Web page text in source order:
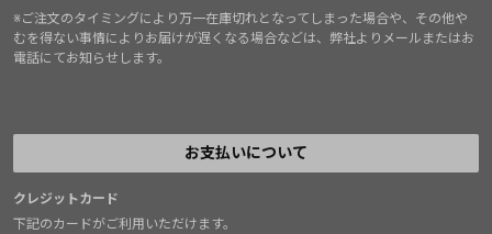
※ご注文のタイミングにより万一在庫切れとなってしまった場合や、その他や
むを得ない事情によりお届けが遅くなる場合などは、弊社よりメールまたはお
電話にてお知らせします。
お支払いについて
クレジットカード
下記のカードがご利用いただけます。